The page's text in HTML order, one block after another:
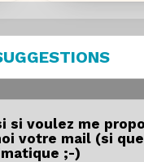
voulez me
votre mail (si
;-)